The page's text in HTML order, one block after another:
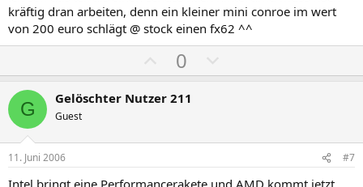
e
S
t
m
m
e
S
t
m
kräftig dran arbeiten, denn ein kleiner mini conroe im wert
von 200 euro schlägt @ stock einen fx62 ^^
o
s
t
v
0
e
t
v
G Gelöschter Nutzer 211
Guest
11. Juni 2006 #7